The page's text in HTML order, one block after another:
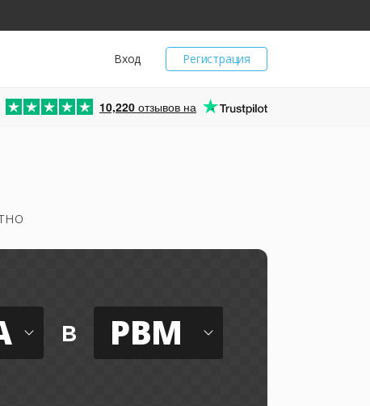
Регистрация
Вход
10,220 отзывов на
в PBM